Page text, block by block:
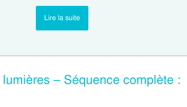
Lire la suite
– Séquence complète :